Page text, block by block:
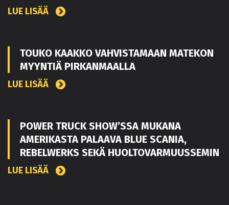
LUE LISÄÄ
TOUKO KAAKKO VAHVISTAMAAN MATEKON
MYYNTIÄ PIRKANMAALLA
LUE LISÄÄ
POWER TRUCK SHOW’SSA MUKANA
AMERIKASTA PALAAVA BLUE SCANIA,
REBELWERKS SEKÄ HUOLTOVARMUUSSEMIN
LUE LISÄÄ